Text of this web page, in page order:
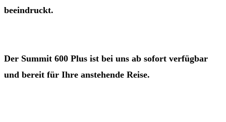
beeindruckt.
Der Summit 600 Plus ist bei uns ab sofort verfügbar
und bereit für Ihre anstehende Reise.